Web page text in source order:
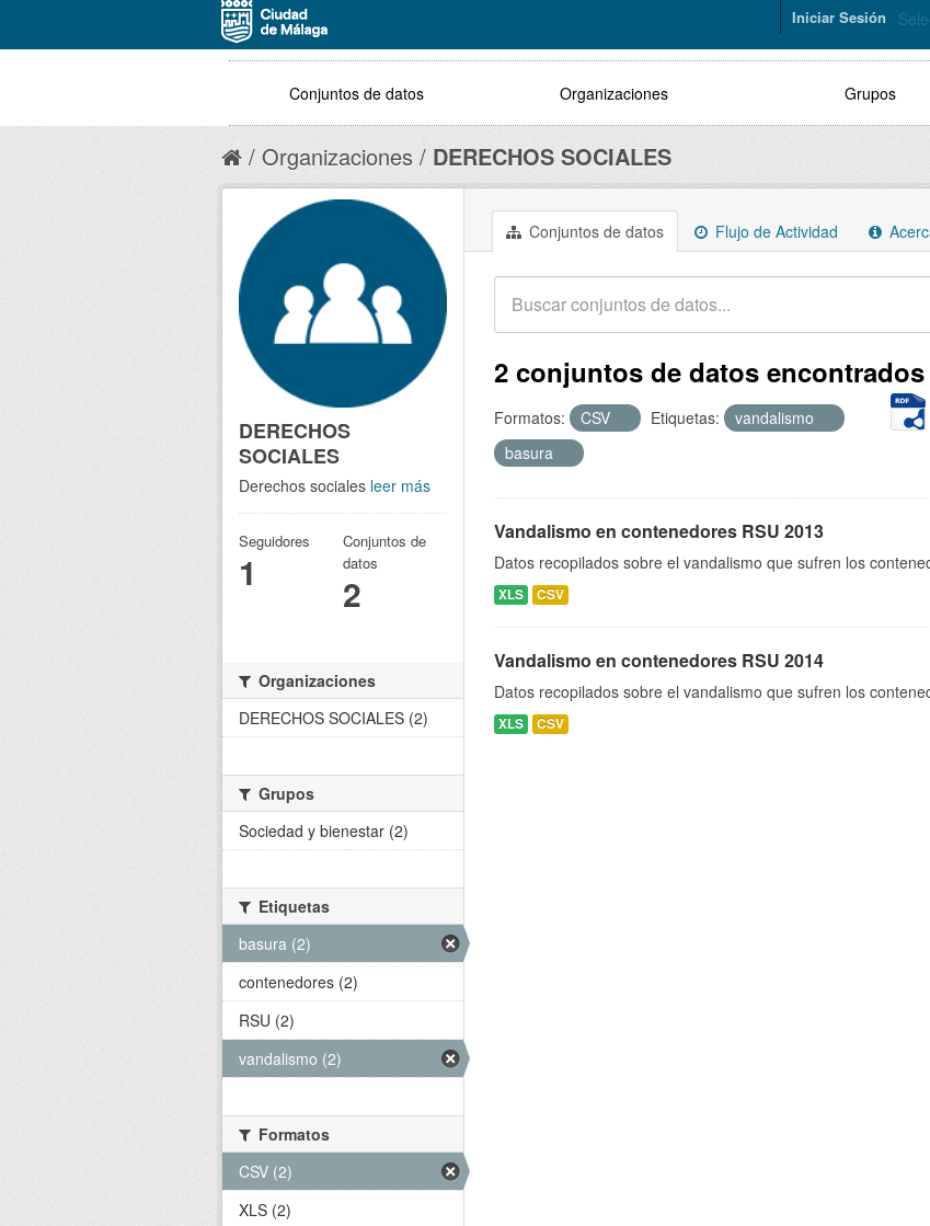
Iniciar Sesión
Conjuntos de datos Organizaciones Grupos
Organizaciones DERECHOS SOCIALES
Conjuntos de datos Flujo de Actividad
2 conjuntos de datos encontrados
Formatos: CSV Etiquetas:
vandalismo
basura
Vandalismo en contenedores RSU 2013
Datos recopilados sobre el vandalismo que sufren los
XLS CSV
Vandalismo en contenedores RSU 2014
Datos recopilados sobre el vandalismo que sufren los
XLS CSV
DERECHOS
SOCIALES
Derechos sociales leer más
Seguidores
1
Conjuntos de
datos
2
Organizaciones
DERECHOS SOCIALES (2)
Grupos
Sociedad y bienestar (2)
Etiquetas
basura (2)
contenedores (2)
RSU (2)
vandalismo (2)
Formatos
CSV (2)
XLS (2)